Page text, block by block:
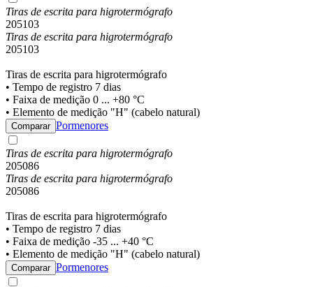
Tiras de escrita para higrotermógrafo
205103
Tiras de escrita para higrotermógrafo
205103
Tiras de escrita para higrotermógrafo
• Tempo de registro 7 dias
• Faixa de medição 0 ... +80 °C
• Elemento de medição "H" (cabelo natural)
Comparar Pormenores
Tiras de escrita para higrotermógrafo
205086
Tiras de escrita para higrotermógrafo
205086
Tiras de escrita para higrotermógrafo
• Tempo de registro 7 dias
• Faixa de medição -35 ... +40 °C
• Elemento de medição "H" (cabelo natural)
Comparar Pormenores